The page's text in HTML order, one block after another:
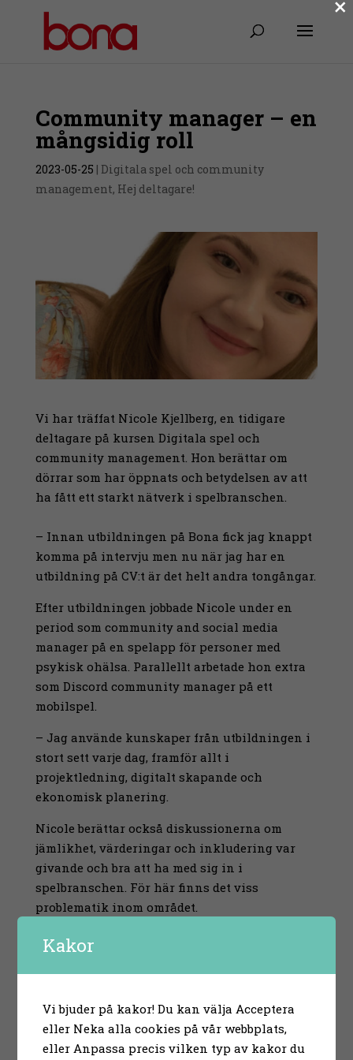
Community manager – en
mångsidig roll
2023-05-25 | Digitala spel och community
management, Hej deltagare!
Vi har träffat Nicole Kjellberg, en tidigare
deltagare på kursen Digitala spel och
community management. Hon berättar om
dörrar som har öppnats och betydelsen av att
ha fått ett starkt nätverk i spelbranschen.
– Innan utbildningen på Bona fick jag knappt
komma på intervju men nu när jag har en
utbildning på CV:t är det helt andra tongångar.
Efter utbildningen jobbade Nicole under en
period som community and social media
manager på en spelapp för personer med
psykisk ohälsa. Parallellt arbetade hon extra
som Discord community manager på ett
mobilspel.
– Jag använde kunskaper från utbildningen i
stort sett varje dag, framför allt i
projektledning, digitalt skapande och
ekonomisk planering.
Nicole berättar också diskussionerna om
jämlikhet, värderingar och inkludering var
givande och bra att ha med sig in i
spelbranschen. För här finns det viss
problematik inom området.
– Det kan vara ett ganska tufft klimat i
i spelens communities. Därför är det värdefullt
av värderingar när man till exempel ska
arbeta med community-delarna.
Kakor
Vi bjuder på kakor! Du kan välja Acceptera
eller Neka alla cookies på vår webbplats,
eller Anpassa precis vilken typ av kakor du